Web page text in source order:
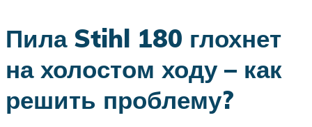
Пила Stihl 180 глохнет
на холостом ходу – как
решить проблему?